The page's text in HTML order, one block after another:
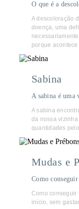
O que é a
A descoloração
doença, uma
porque
Sabina
A sabina é uma
A sabina
da nossa
quantidades
Mudas e
Como
Como conseguir
início, sem